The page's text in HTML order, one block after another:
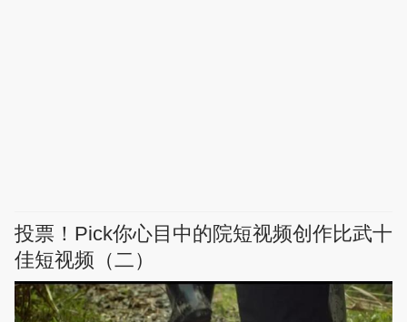
投票！Pick你心目中的院短视频创作比武十
佳短视频（二）